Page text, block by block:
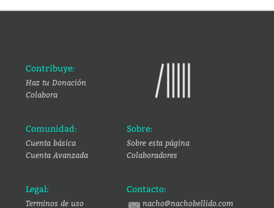
Contribuye:
Haz tu Donación
Colabora
Comunidad:
Cuenta básica
Cuenta Avanzada
Sobre:
Sobre esta página
Colaboradores
Legal:
Terminos de uso
Contacto:
nacho@nachobellido.com